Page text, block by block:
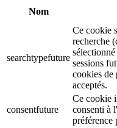
Nom
searchtypefuture
Ce cookie
recherche
sessions
cookies de
acceptés.
consentfuture
Ce cookie
consenti à
préférence